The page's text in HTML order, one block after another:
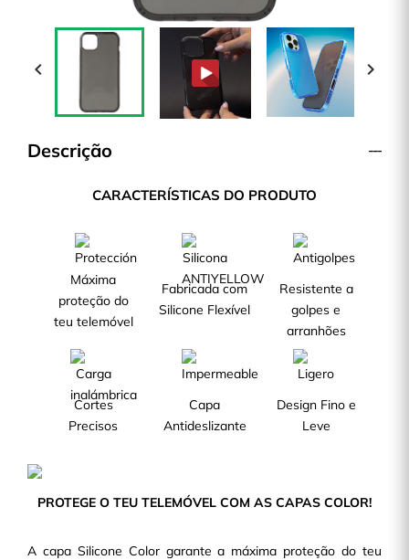
 
Descrição
CARACTERÍSTICAS DO PRODUTO
Máxima
proteção do
teu telemóvel
Fabricada com
Silicone Flexível
Resistente a
golpes e
arranhões
Cortes
Precisos
Capa
Antideslizante
Design Fino e
Leve
PROTEGE O TEU TELEMÓVEL COM AS CAPAS COLOR!
A capa Silicone Color garante a máxima proteção do teu